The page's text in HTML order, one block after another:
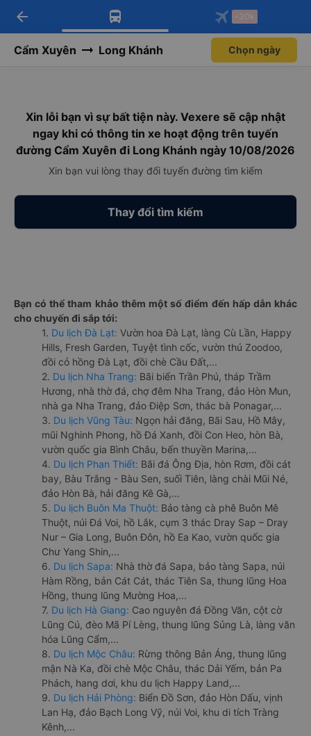
Tải app Vexere ngay!
Nhận ưu đãi thành viên độc
Mở app
Tải app Vexere
-30k/ghế khi đặt vé máy bay qua
Mở app
arrow_back -30k
Cẩm Xuyên Long Khánh Chọn ngày
Xin lỗi bạn vì sự bất tiện này. Vexere sẽ cập nhật
ngay khi có thông tin xe hoạt động trên tuyến
đường Cẩm Xuyên đi Long Khánh ngày 10/08/2026
Xin bạn vui lòng thay đổi tuyến đường tìm kiếm
Thay đổi tìm kiếm
Bạn có thể tham khảo thêm một số điểm đến hấp dẫn khác
cho chuyến đi sắp tới:
1. Du lịch Đà Lạt: Vườn hoa Đà Lạt, làng Cù Lần, Happy
Hills, Fresh Garden, Tuyệt tình cốc, vườn thú Zoodoo,
đồi cỏ hồng Đà Lạt, đồi chè Cầu Đất,...
2. Du lịch Nha Trang: Bãi biển Trần Phú, tháp Trầm
Hương, nhà thờ đá, chợ đêm Nha Trang, đảo Hòn Mun,
nhà ga Nha Trang, đảo Điệp Sơn, thác bà Ponagar,...
3. Du lịch Vũng Tàu: Ngọn hải đăng, Bãi Sau, Hồ Mây,
mũi Nghinh Phong, hồ Đá Xanh, đồi Con Heo, hòn Bà,
vườn quốc gia Bình Châu, bến thuyền Marina,...
4. Du lịch Phan Thiết: Bãi đá Ông Địa, hòn Rơm, đồi cát
bay, Bàu Trắng - Bàu Sen, suối Tiên, làng chài Mũi Né,
đảo Hòn Bà, hải đăng Kê Gà,...
5. Du lịch Buôn Ma Thuột: Bảo tàng cà phê Buôn Mê
Thuột, núi Đá Voi, hồ Lắk, cụm 3 thác Dray Sap – Dray
Nur – Gia Long, Buôn Đôn, hồ Ea Kao, vườn quốc gia
Chư Yang Shin,...
6. Du lịch Sapa: Nhà thờ đá Sapa, bảo tàng Sapa, núi
Hàm Rồng, bản Cát Cát, thác Tiên Sa, thung lũng Hoa
Hồng, thung lũng Mường Hoa,...
7. Du lịch Hà Giang: Cao nguyên đá Đồng Văn, cột cờ
Lũng Cú, đèo Mã Pí Lèng, thung lũng Sủng Là, làng văn
hóa Lũng Cẩm,...
8. Du lịch Mộc Châu: Rừng thông Bản Áng, thung lũng
mận Nà Ka, đồi chè Mộc Châu, thác Dải Yếm, bản Pa
Phách, hang dơi, khu du lịch Happy Land,...
9. Du lịch Hải Phòng: Biển Đồ Sơn, đảo Hòn Dấu, vịnh
Lan Hạ, đảo Bạch Long Vỹ, núi Voi, khu di tích Tràng
Kênh,...